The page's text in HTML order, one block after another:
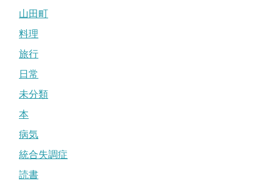
山田町
料理
旅行
日常
未分類
本
病気
統合失調症
読書